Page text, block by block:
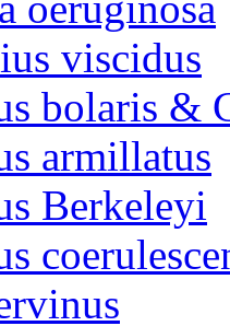
viscidus
bolaris &
armillatus
Berkeleyi